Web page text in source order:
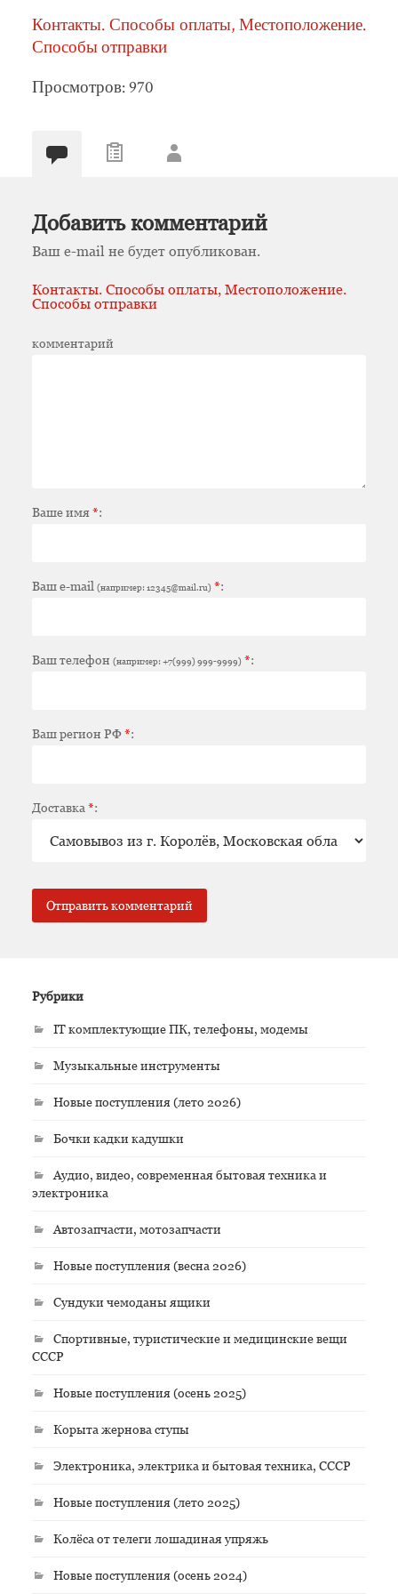
Контакты. Способы оплаты, Местоположение.
Способы отправки
Просмотров: 970
Добавить комментарий
Ваш e-mail не будет опубликован.
Контакты. Способы оплаты, Местоположение.
Способы отправки
комментарий
Ваше имя*:
Ваш e-mail (например: 12345@mail.ru) *:
Ваш телефон (например: +7(999) 999-9999) *:
Ваш регион РФ*:
Доставка *:
Рубрики
IT комплектующие ПК, телефоны, модемы
Музыкальные инструменты
Новые поступления (лето 2026)
Бочки кадки кадушки
Аудио, видео, современная бытовая техника и
электроника
Автозапчасти, мотозапчасти
Новые поступления (весна 2026)
Сундуки чемоданы ящики
Спортивные, туристические и медицинские вещи
СССР
Новые поступления (осень 2025)
Корыта жернова ступы
Электроника, электрика и бытовая техника, СССР
Новые поступления (лето 2025)
Колёса от телеги лошадиная упряжь
Новые поступления (осень 2024)